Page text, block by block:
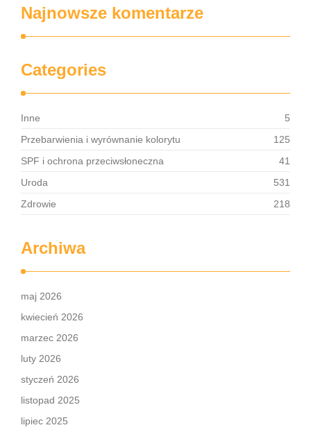
Najnowsze komentarze
Categories
Inne
5
Przebarwienia i wyrównanie kolorytu
125
SPF i ochrona przeciwsłoneczna
41
Uroda
531
Zdrowie
218
Archiwa
maj 2026
kwiecień 2026
marzec 2026
luty 2026
styczeń 2026
listopad 2025
lipiec 2025